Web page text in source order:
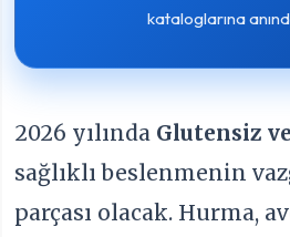
kataloglarına
2026 yılında Glutensiz
sağlıklı beslenmenin
parçası olacak. Hurma,